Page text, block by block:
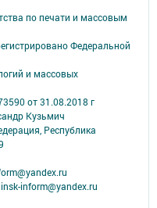
по печати и массовым
Федеральной
и массовых
от 31.08.2018 г
Кузьмич
Республика
inform@yandex.ru